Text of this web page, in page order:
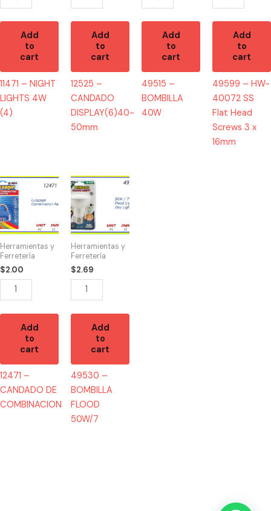
Add
to
cart
11471 – NIGHT
LIGHTS 4W
(4)
Add
to
cart
12525 –
CANDADO
DISPLAY(6)40-
50mm
Add
to
cart
49515 –
BOMBILLA
40W
3
x
16mm
quantity
Add
to
cart
49599 – HW-
40072 SS
Flat Head
Screws 3 x
16mm
Herramientas y
Ferretería
$2.00
12471
-
CANDADO
DE
COMBINACION
quantity
Add
to
cart
12471 –
CANDADO DE
COMBINACION
Herramientas y
Ferretería
$2.69
49530
-
BOMBILLA
FLOOD
50W/7
quantity
Add
to
cart
49530 –
BOMBILLA
FLOOD
50W/7